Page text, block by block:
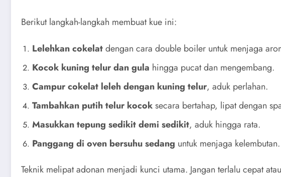
Berikut langkah-langkah membuat kue ini:
Lelehkan cokelatdengan cara double boiler untuk menjaga
Kocok kuning telur dan gula hingga pucat dan mengembang.
Campur cokelat leleh dengan kuning telur, aduk perlahan.
Tambahkan putih telur kocoksecara bertahap, lipat dengan
Masukkan tepung sedikit demi sedikit, aduk hingga rata.
Panggang di oven bersuhu sedang untuk menjaga kelembutan.
Teknik melipat adonan menjadi kunci utama. Jangan terlalu cepat